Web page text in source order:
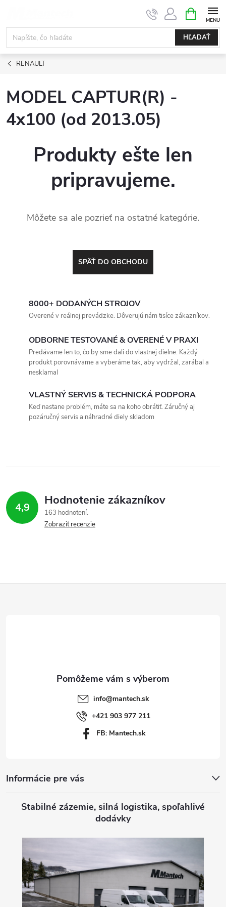
obsah
HĽADAŤ
KOŠÍK
RENAULT
MODEL CAPTUR(R) -
4x100 (od 2013.05)
Produkty ešte len
pripravujeme.
Môžete sa ale pozrieť na ostatné kategórie.
SPÄŤ DO OBCHODU
8000+ DODANÝCH STROJOV
Overené v reálnej prevádzke. Dôverujú nám tisíce zákazníkov.
ODBORNE TESTOVANÉ & OVERENÉ V PRAXI
Predávame len to, čo by sme dali do vlastnej dielne. Každý
produkt porovnávame a vyberáme tak, aby vydržal, zarábal a
nesklamal
VLASTNÝ SERVIS & TECHNICKÁ PODPORA
Keď nastane problém, máte sa na koho obrátiť. Záručný aj
pozáručný servis a náhradné diely skladom
4,9 Hodnotenie zákazníkov
163 hodnotení
Zobraziť recenzie
info@mantech.sk
+421 903 977 211
FB: Mantech.sk
Informácie pre vás
Stabilné zázemie, silná logistika, spoľahlivé
dodávky